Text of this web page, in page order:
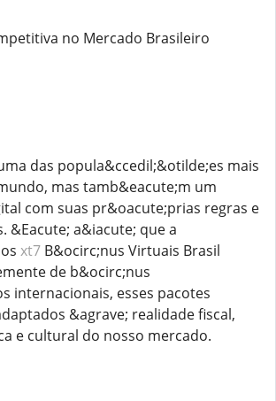
no Mercado Brasileiro
das popula&ccedil;&otilde;es mais
mas tamb&eacute;m um
com suas pr&oacute;prias regras e
&Eacute; a&iacute; que a
xt7 B&ocirc;nus Virtuais Brasil
de b&ocirc;nus
internacionais, esses pacotes
&agrave; realidade fiscal,
e cultural do nosso mercado.